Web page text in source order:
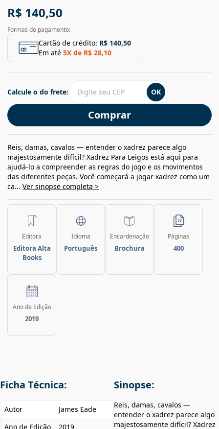
R$ 140,50
Formas de pagamento:
Cartão de crédito: R$ 140,50
Em até 5X de R$ 28,10
Comprar
Calcule o do frete: OK
Reis, damas, cavalos — entender o xadrez parece algo
majestosamente difícil? Xadrez Para Leigos está aqui para
ajudá-lo a compreender as regras do jogo e os movimentos
das diferentes peças. Você começará a jogar xadrez como um
ca... Ver sinopse completa >
Editora
Editora Alta
Books
Idioma
Português
Encardenação
Brochura
Páginas
400
Ano de Edição
2019
Ficha Técnica:
Autor
James Eade
Ano de Edição
2019
Sinopse:
Reis, damas, cavalos —
entender o xadrez parece algo
majestosamente difícil? Xadrez